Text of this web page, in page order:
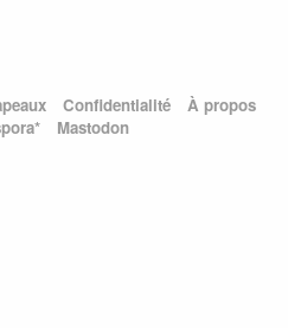
Confidentialité
À propos
Mastodon